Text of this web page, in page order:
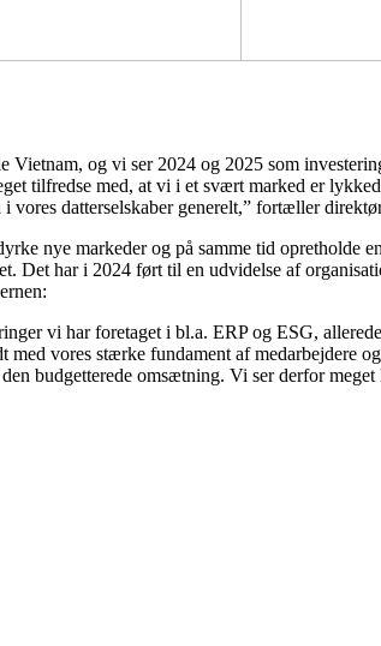
Vietnam, og vi ser 2024 og 2025 som
tilfredse med, at vi i et svært marked er
datterselskaber generelt,” fortæller
nye markeder og på samme tid
Det har i 2024 ført til en udvidelse af
vi har foretaget i bl.a. ERP og ESG,
vores stærke fundament af medarbejdere
budgetterede omsætning. Vi ser derfor